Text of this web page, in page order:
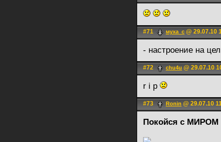
#71 муха_с @ 29.07.10
- настроение на
#72 chu4u @ 29.07.10
r i p
#73 Ronin @ 29.07.10
Покойся с МИРОМ